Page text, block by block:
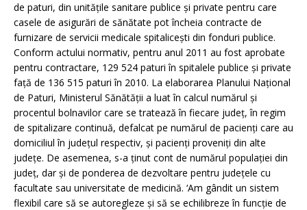
de paturi, din unităţile sanitare publice şi private pentru care
casele de asigurări de sănătate pot încheia contracte de
furnizare de servicii medicale spitaliceşti din fonduri publice.
Conform actului normativ, pentru anul 2011 au fost aprobate
pentru contractare, 129 524 paturi în spitalele publice şi private
faţă de 136 515 paturi în 2010. La elaborarea Planului Naţional
de Paturi, Ministerul Sănătăţii a luat în calcul numărul şi
procentul bolnavilor care se tratează în fiecare judeţ, în regim
de spitalizare continuă, defalcat pe numărul de pacienţi care au
domiciliul în judeţul respectiv, şi pacienţi proveniţi din alte
judeţe. De asemenea, s-a ţinut cont de numărul populaţiei din
judeţ, dar şi de ponderea de dezvoltare pentru judeţele cu
facultate sau universitate de medicină. ‘Am gândit un sistem
flexibil care să se autoregleze şi să se echilibreze în funcţie de